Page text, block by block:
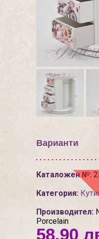
Варианти
Каталожен №:
Категория:
Производител:
Porcelain
58,90